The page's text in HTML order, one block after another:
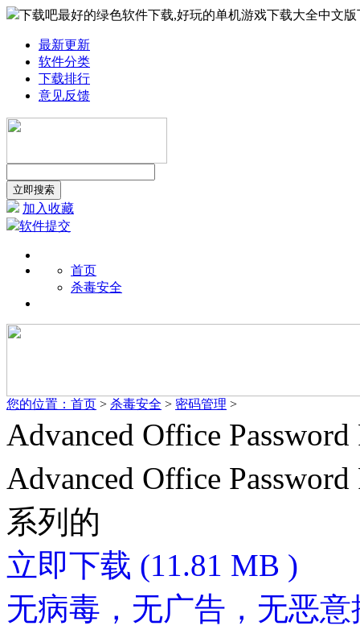
下载吧最好的绿色软件下载,好玩的单机游戏下载大全中文版
最新更新
软件分类
下载排行
意见反馈
加入收藏
软件提交
首页
杀毒安全
您的位置： 首页 > 杀毒安全 > 密码管理 >
Advanced Office
Advanced Office
系列的
立即下载 (11.81 MB )
无病毒，无广告，无恶意